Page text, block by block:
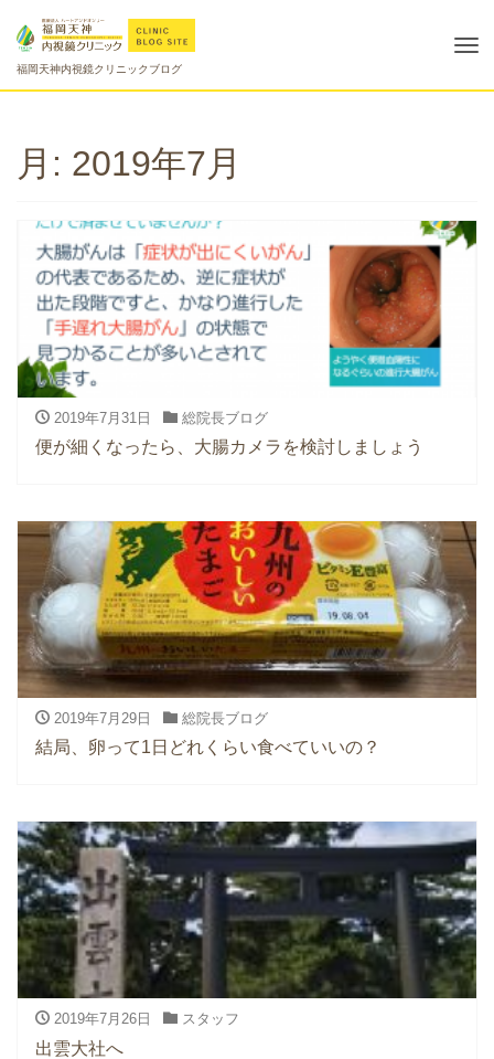
福岡天神内視鏡クリニックブログ
月: 2019年7月
2019年7月31日 総院長ブログ
便が細くなったら、大腸カメラを検討しましょう
2019年7月29日 総院長ブログ
結局、卵って1日どれくらい食べていいの？
2019年7月26日 スタッフ
出雲大社へ